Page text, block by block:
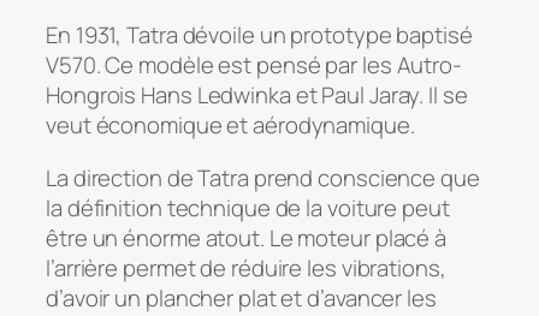
En 1931, Tatra dévoile un prototype baptisé
V570. Ce modèle est pensé par les Autro-
Hongrois Hans Ledwinka et Paul Jaray. Il se
veut économique et aérodynamique.
La direction de Tatra prend conscience que
la définition technique de la voiture peut
être un énorme atout. Le moteur placé à
l’arrière permet de réduire les vibrations,
d’avoir un plancher plat et d’avancer les